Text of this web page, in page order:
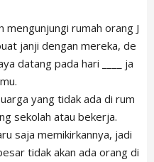
mengunjungi rumah orang J
janji dengan mereka, de
datang pada hari ____ ja
yang tidak ada di rum
sekolah atau bekerja.
saja memikirkannya, jadi
tidak akan ada orang di